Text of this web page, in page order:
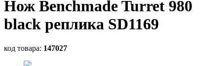
Нож Benchmade Turret 980
black реплика SD1169
код товара: 147027